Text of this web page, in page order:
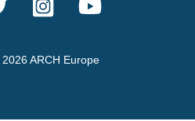
ARCH Europe